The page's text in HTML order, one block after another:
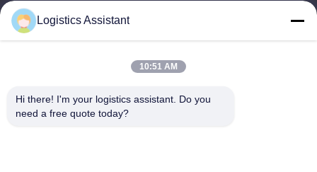
Logistics Assistant
10:51 AM
Hi there! I'm your logistics assistant. Do you
need a free quote today?